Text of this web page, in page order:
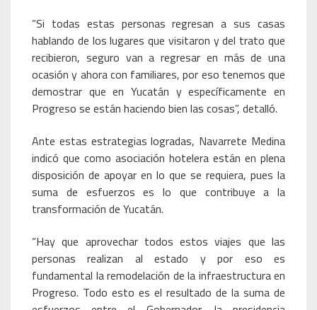
“Si todas estas personas regresan a sus casas
hablando de los lugares que visitaron y del trato que
recibieron, seguro van a regresar en más de una
ocasión y ahora con familiares, por eso tenemos que
demostrar que en Yucatán y específicamente en
Progreso se están haciendo bien las cosas”, detalló.
Ante estas estrategias logradas, Navarrete Medina
indicó que como asociación hotelera están en plena
disposición de apoyar en lo que se requiera, pues la
suma de esfuerzos es lo que contribuye a la
transformación de Yucatán.
“Hay que aprovechar todos estos viajes que las
personas realizan al estado y por eso es
fundamental la remodelación de la infraestructura en
Progreso. Todo esto es el resultado de la suma de